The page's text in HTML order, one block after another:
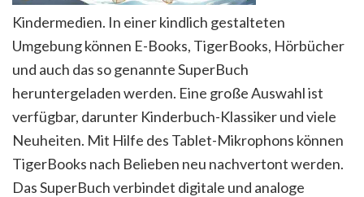
Kindermedien. In einer kindlich gestalteten
Umgebung können E-Books, TigerBooks, Hörbücher
und auch das so genannte SuperBuch
heruntergeladen werden. Eine große Auswahl ist
verfügbar, darunter Kinderbuch-Klassiker und viele
Neuheiten. Mit Hilfe des Tablet-Mikrophons können
TigerBooks nach Belieben neu nachvertont werden.
Das SuperBuch verbindet digitale und analoge